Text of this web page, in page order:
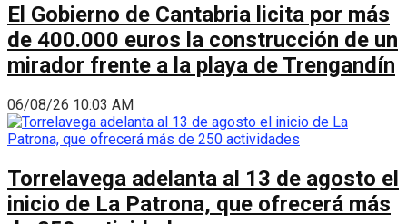
El Gobierno de Cantabria licita por más
de 400.000 euros la construcción de un
mirador frente a la playa de Trengandín
06/08/26 10:03 AM
Torrelavega adelanta al 13 de agosto el
inicio de La Patrona, que ofrecerá más